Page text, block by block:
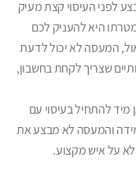
לפני העיסוי קצת מעיק
היא להעניק לכם
המעסה לא יכול לדעת
שצריך לקחת בחשבון,
להתחיל בעיסוי עם
והמעסה לא מבצע את
על איש מקצוע.